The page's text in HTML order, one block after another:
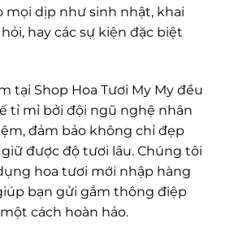
mọi dịp như sinh nhật, khai
hay các sự kiện đặc biệt
tại Shop Hoa Tươi My My đều
tỉ mỉ bởi đội ngũ nghệ nhân
đảm bảo không chỉ đẹp
được độ tươi lâu. Chúng tôi
hoa tươi mới nhập hàng
bạn gửi gắm thông điệp
cách hoàn hảo.